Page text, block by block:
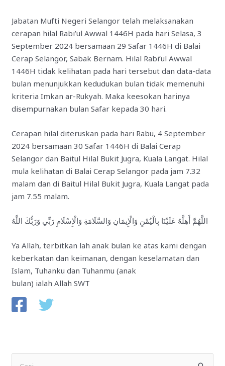
Jabatan Mufti Negeri Selangor telah melaksanakan
cerapan hilal Rabi’ul Awwal 1446H pada hari Selasa, 3
September 2024 bersamaan 29 Safar 1446H di Balai
Cerap Selangor, Sabak Bernam. Hilal Rabi’ul Awwal
1446H tidak kelihatan pada hari tersebut dan data-data
bulan menunjukkan kedudukan bulan tidak memenuhi
kriteria Imkan ar-Rukyah. Maka keesokan harinya
disempurnakan bulan Safar kepada 30 hari.
Cerapan hilal diteruskan pada hari Rabu, 4 September
2024 bersamaan 30 Safar 1446H di Balai Cerap
Selangor dan Baitul Hilal Bukit Jugra, Kuala Langat. Hilal
mula kelihatan di Balai Cerap Selangor pada jam 7.32
malam dan di Baitul Hilal Bukit Jugra, Kuala Langat pada
jam 7.55 malam.
Ya Allah, terbitkan lah anak bulan ke atas kami dengan
keberkatan dan keimanan, dengan keselamatan dan
Islam, Tuhanku dan Tuhanmu (anak
bulan) ialah Allah SWT